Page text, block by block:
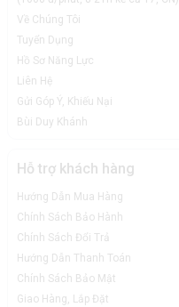
Về Chúng Tôi
Tuyển Dụng
Hồ Sơ Năng Lực
Liên Hệ
Gửi Góp Ý, Khiếu Nại
Bùi Duy Khánh
Hỗ trợ khách hàng
Hướng Dẫn Mua Hàng
Chính Sách Bảo Hành
Chính Sách Đổi Trả
Hướng Dẫn Thanh Toán
Chính Sách Bảo Mật
Giao Hàng, Lắp Đặt